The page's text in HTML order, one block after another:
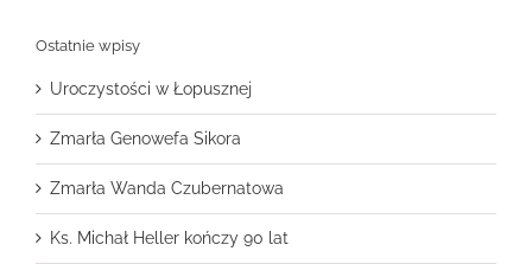
Ostatnie wpisy
Uroczystości w Łopusznej
Zmarła Genowefa Sikora
Zmarła Wanda Czubernatowa
Ks. Michał Heller kończy 90 lat